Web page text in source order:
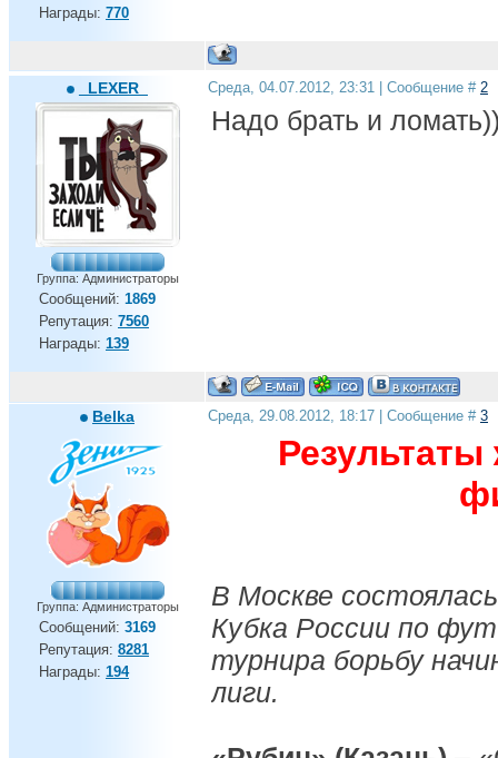
Награды: 770
_LEXER_
Группа: Администраторы
Сообщений: 1869
Репутация: 7560
Награды: 139
Среда, 04.07.2012, 23:31 | Сообщение # 2
Надо брать и
Belka
Группа: Администраторы
Сообщений: 3169
Репутация: 8281
Награды: 194
Среда, 29.08.2012, 18:17 | Сообщение # 3
В Москве
Кубка России по
турнира борьбу
лиги.